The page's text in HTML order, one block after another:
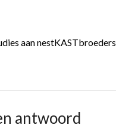
aan nestKASTbroeders
antwoord